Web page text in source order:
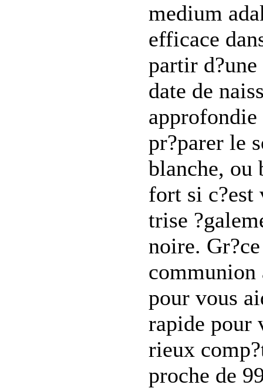
medium
efficace
partir
date de
approfondie
pr?parer le
blanche, ou
fort si c?est
trise
noire.
communion
pour vous
rapide pour
rieux
proche de